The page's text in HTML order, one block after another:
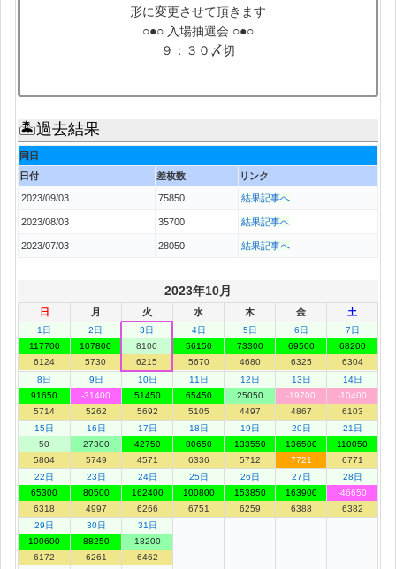
形に変更させて頂きます
○●○ 入場抽選会 ○●○
９：３０〆切
🏝過去結果
同日
日付
差枚数 リンク
2023/09/03 75850 結果記事へ
2023/08/03 35700 結果記事へ
2023/07/03 28050 結果記事へ
2023年10月
日 月 火 水 木 金 土
1日
117700
6124
2日
107800
5730
3日
8100
6215
4日
56150
5670
5日
73300
4680
6日
69500
6325
7日
68200
6304
8日
91650
5714
9日
-31400
5262
10日
51450
5692
11日
65450
5105
12日
25050
4497
13日
-19700
4867
14日
-10400
6103
15日
50
5804
16日
27300
5749
17日
42750
4571
18日
80650
6336
19日
133550
5712
20日
136500
7721
21日
110050
6771
22日
65300
6318
23日
80500
4997
24日
162400
6266
25日
100800
6751
26日
153850
6259
27日
163900
6388
28日
-46650
6382
29日
100600
6172
30日
88250
6261
31日
18200
6462